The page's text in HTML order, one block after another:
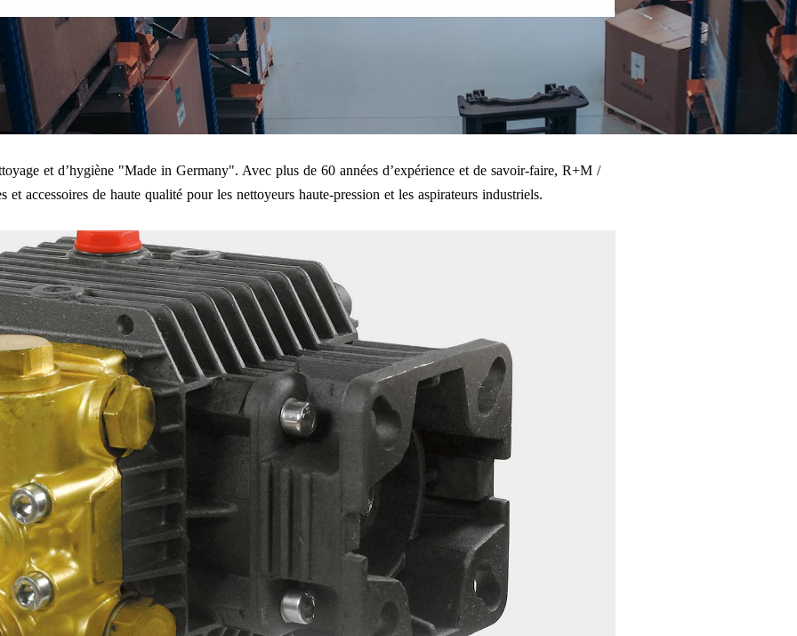
et d’hygiène "Made in Germany". Avec plus de 60 années d’expérience et de savoir-faire, R+M /
accessoires de haute qualité pour les nettoyeurs haute-pression et les aspirateurs industriels.